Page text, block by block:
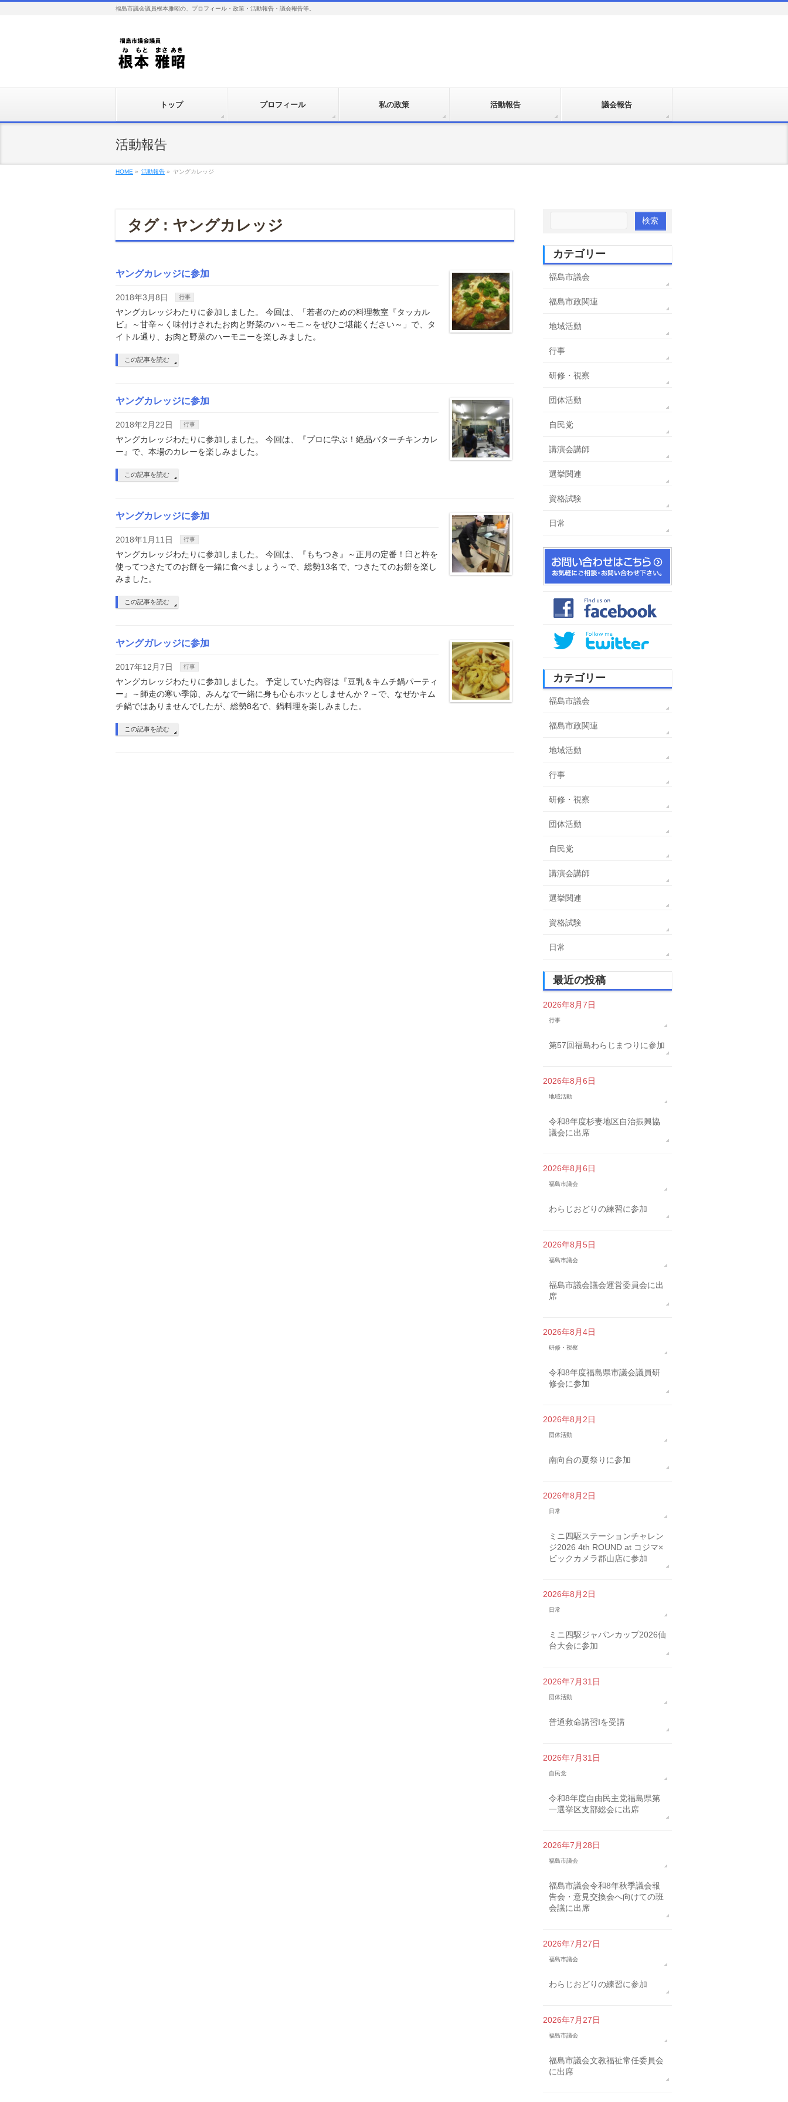
福島市議会議員根本雅昭の、プロフィール・政策・活動報告・議会報告等。
トップ プロフィール 私の政策 活動報告 議会報告
活動報告
HOME » 活動報告 » ヤングカレッジ
タグ : ヤングカレッジ
ヤングカレッジに参加
2018年3月8日 行事
ヤングカレッジわたりに参加しました。 今回は、「若者のための料理教室『タッカル
ビ』～甘辛～く味付けされたお肉と野菜のハ～モニ～をぜひご堪能ください～」で、タ
イトル通り、お肉と野菜のハーモニーを楽しみました。
この記事を読む
ヤングカレッジに参加
2018年2月22日 行事
ヤングカレッジわたりに参加しました。 今回は、『プロに学ぶ！絶品バターチキンカレ
ー』で、本場のカレーを楽しみました。
この記事を読む
ヤングカレッジに参加
2018年1月11日 行事
ヤングカレッジわたりに参加しました。 今回は、『もちつき』～正月の定番！臼と杵を
使ってつきたてのお餅を一緒に食べましょう～で、総勢13名で、つきたてのお餅を楽し
みました。
この記事を読む
ヤングガレッジに参加
2017年12月7日 行事
ヤングカレッジわたりに参加しました。 予定していた内容は『豆乳＆キムチ鍋パーティ
ー』～師走の寒い季節、みんなで一緒に身も心もホッとしませんか？～で、なぜかキム
チ鍋ではありませんでしたが、総勢8名で、鍋料理を楽しみました。
この記事を読む
カテゴリー
福島市議会
福島市政関連
地域活動
行事
研修・視察
団体活動
自民党
講演会講師
選挙関連
資格試験
日常
カテゴリー
福島市議会
福島市政関連
地域活動
行事
研修・視察
団体活動
自民党
講演会講師
選挙関連
資格試験
日常
最近の投稿
2026年8月7日
行事
第57回福島わらじまつりに参加
2026年8月6日
地域活動
令和8年度杉妻地区自治振興協
議会に出席
2026年8月6日
福島市議会
わらじおどりの練習に参加
2026年8月5日
福島市議会
福島市議会議会運営委員会に出
席
2026年8月4日
研修・視察
令和8年度福島県市議会議員研
修会に参加
2026年8月2日
団体活動
南向台の夏祭りに参加
2026年8月2日
日常
ミニ四駆ステーションチャレン
ジ2026 4th ROUND at コジマ×
ビックカメラ郡山店に参加
2026年8月2日
日常
ミニ四駆ジャパンカップ2026仙
台大会に参加
2026年7月31日
団体活動
普通救命講習Iを受講
2026年7月31日
自民党
令和8年度自由民主党福島県第
一選挙区支部総会に出席
2026年7月28日
福島市議会
福島市議会令和8年秋季議会報
告会・意見交換会へ向けての班
会議に出席
2026年7月27日
福島市議会
わらじおどりの練習に参加
2026年7月27日
福島市議会
福島市議会文教福祉常任委員会
に出席